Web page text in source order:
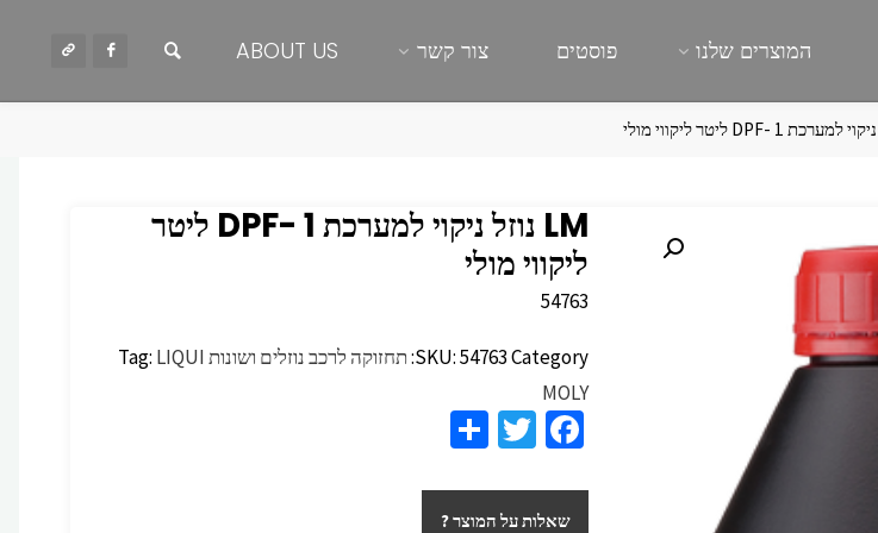
המוצרים שלנו פוסטים צור קשר ABOUT US
LM נוזל ניקוי למערכת 1 -DPF ליטר
ליקווי מולי
54763
SKU:54763Category: תחזוקה לרכב נוזלים ושונות Tag: LIQUI
MOLY
Fa
b
T
tt
arשאלות על המוצר ?